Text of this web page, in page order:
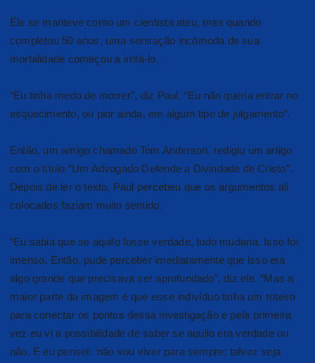
Ele se manteve como um cientista ateu, mas quando
completou 50 anos, uma sensação incômoda de sua
mortalidade começou a irritá-lo.
“Eu tinha medo de morrer”, diz Paul. “Eu não queria entrar no
esquecimento, ou pior ainda, em algum tipo de julgamento”.
Então, um amigo chamado Tom Anderson, redigiu um artigo
com o título “Um Advogado Defende a Divindade de Cristo”.
Depois de ler o texto, Paul percebeu que os argumentos ali
colocados faziam muito sentido.
“Eu sabia que se aquilo fosse verdade, tudo mudaria. Isso foi
imenso. Então, pude perceber imediatamente que isso era
algo grande que precisava ser aprofundado”, diz ele. “Mas a
maior parte da imagem é que esse indivíduo tinha um roteiro
para conectar os pontos dessa investigação e pela primeira
vez eu vi a possibilidade de saber se aquilo era verdade ou
não. E eu pensei: ‘não vou viver para sempre; talvez seja